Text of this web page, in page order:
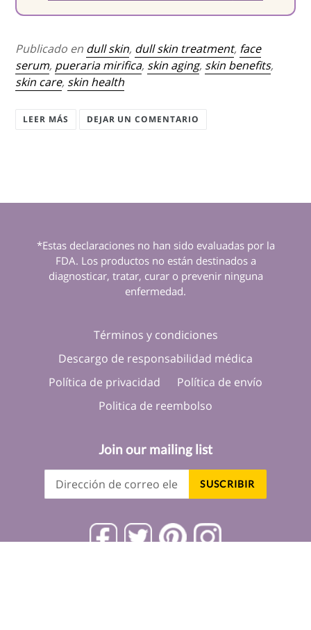
Publicado en dull skin, dull skin treatment, face
serum, pueraria mirifica, skin aging, skin benefits,
skin care, skin health
LEER MÁS DEJAR UN COMENTARIO
*Estas declaraciones no han sido evaluadas por la
FDA. Los productos no están destinados a
diagnosticar, tratar, curar o prevenir ninguna
enfermedad.
Términos y condiciones
Descargo de responsabilidad médica
Política de privacidad
Política de envío
Politica de reembolso
Join our mailing list
SUSCRIBIR
FacebookTwitterPinterestInstagram